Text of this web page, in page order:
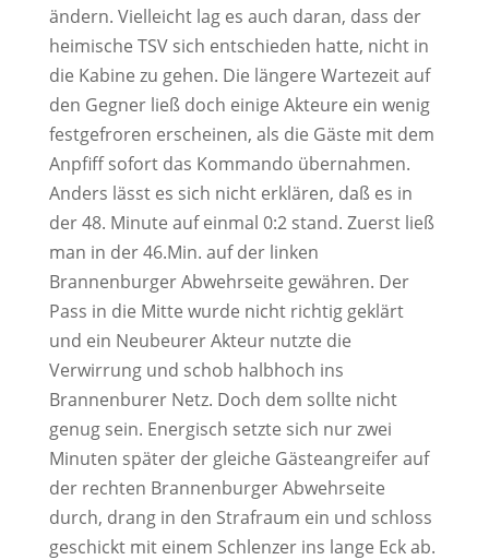
ändern. Vielleicht lag es auch daran, dass der
heimische TSV sich entschieden hatte, nicht in
die Kabine zu gehen. Die längere Wartezeit auf
den Gegner ließ doch einige Akteure ein wenig
festgefroren erscheinen, als die Gäste mit dem
Anpfiff sofort das Kommando übernahmen.
Anders lässt es sich nicht erklären, daß es in
der 48. Minute auf einmal 0:2 stand. Zuerst ließ
man in der 46.Min. auf der linken
Brannenburger Abwehrseite gewähren. Der
Pass in die Mitte wurde nicht richtig geklärt
und ein Neubeurer Akteur nutzte die
Verwirrung und schob halbhoch ins
Brannenburer Netz. Doch dem sollte nicht
genug sein. Energisch setzte sich nur zwei
Minuten später der gleiche Gästeangreifer auf
der rechten Brannenburger Abwehrseite
durch, drang in den Strafraum ein und schloss
geschickt mit einem Schlenzer ins lange Eck ab.